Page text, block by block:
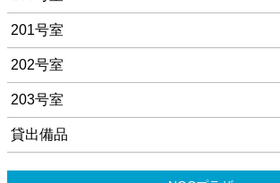
201号室
202号室
203号室
貸出備品